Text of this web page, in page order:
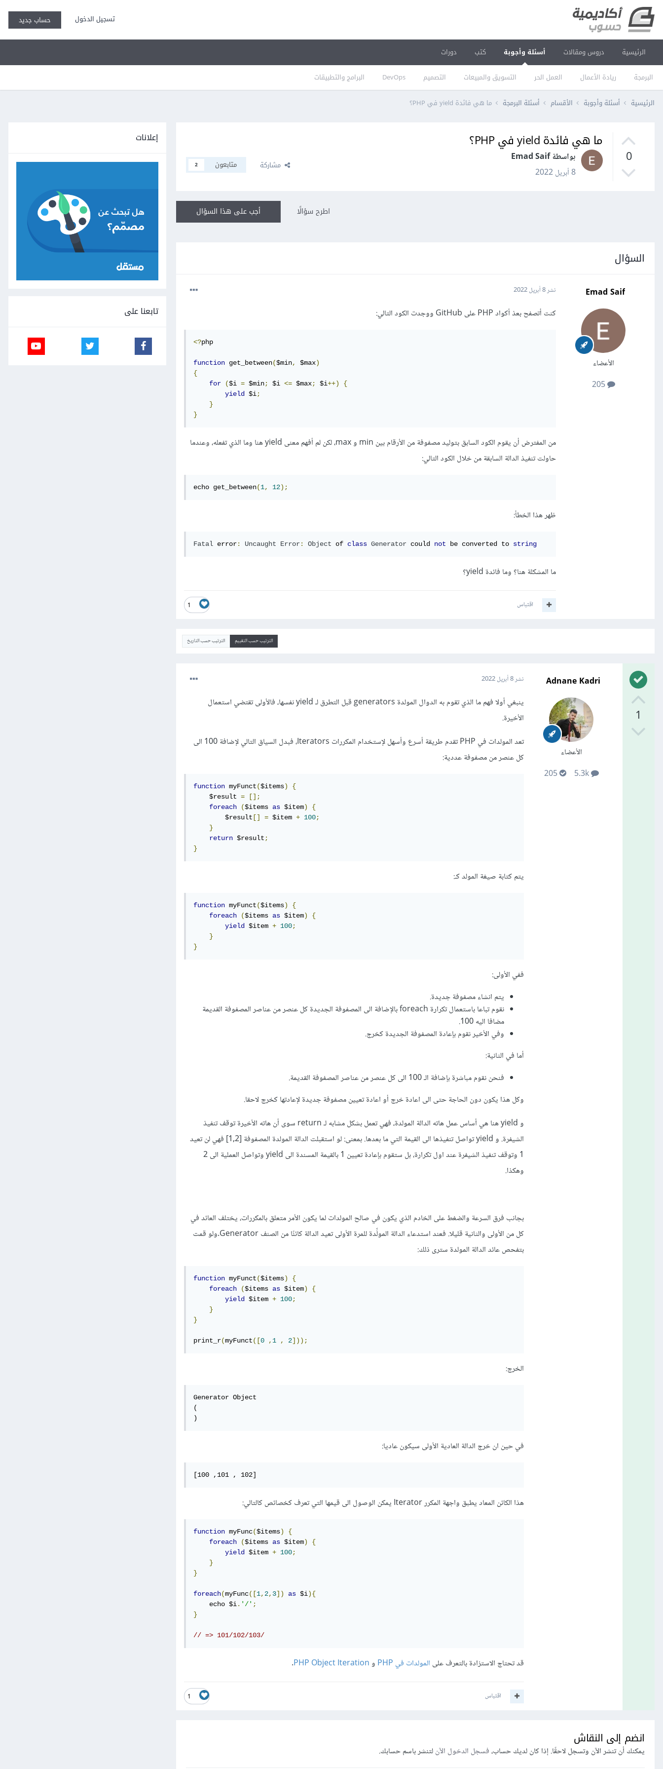
تسجيل الدخول حساب جديد
الرئيسية دروس ومقالات أسئلة وأجوبة
البرمجة ريادة الأعمال العمل الحر التسويق والمبيعات التصميم DevOps البرامج والتطبيقات
كتب دورات
الرئيسية أسئلة وأجوبة الأقسام أسئلة البرمجة ما هي فائدة yield في PHP؟
0
ما هي فائدة yield في PHP؟
بواسطة Emad Saif
8 أبريل 2022
مشاركة متابعون 2
أجب على هذا السؤال اطرح سؤالًا
السؤال
Emad Saif
الأعضاء
205
نشر8 أبريل 2022
كنت أتصفح بعذ أكواد PHP على GitHub ووجدت الكود التالي:
<?php
function get_between($min, $max)
{
for
($i = $min; $i <= $max; $i++)
{
yield
$i;
}
}
من المفترض أن يقوم الكود السابق بتوليد مصفوفة من الأرقام بين min و max، لكن لم أفهم معنى yield هنا وما الذي تفعله، وعندما
حاولت تنفيذ الدالة السابقة من خلال الكود التالي:
echo get_between(1, 12);
ظهر هذا الخطأ:
Fatal error: Uncaught Error: Object of class Generator could not be converted to string
ما المشكلة هنا؟ وما فائدة yield؟
1 اقتباس
الترتيب حسب التقييم الترتيب حسب التاريخ
1
Adnane Kadri
الأعضاء
5.3k
205
نشر8 أبريل 2022
ينبغي أولا فهم ما الذي تقوم به الدوال المولدة generators قبل التطرق لـ yield نفسها، فالأولى تقتضي استعمال
الأخيرة.
تعد المولدات في PHP تقدم طريقة أسرع وأسهل لإستخدام المكررات Iterators، فبدل السياق التالي لإضافة 100 الى
كل عنصر من مصفوفة عددية:
function myFunct($items)
{
    $result
=
[];
foreach
($items as $item)
{
        $result
[] = $item + 100;
}
return $result ;
}
يتم كتابة صيغة المولد كـ:
function myFunct($items)
{
foreach
($items as $item)
{
yield
$item + 100;
}
}
ففي الأولى:
يتم انشاء مصفوفة جديدة.
نقوم تباعا باستعمال تكرارة foreach بالإضافة الى المصفوفة الجديدة كل عنصر من عناصر المصفوفة القديمة
مضافا اليه 100.
وفي الأخير نقوم بإعادة المصفوفة الجديدة كخرج.
أما في الثانية:
فنحن نقوم مباشرة بإضافة الـ 100 الى كل عنصر من عناصر المصفوفة القديمة.
وكل هذا يكون دون الحاجة حتى الى اعادة خرج أو اعادة تعيين مصفوفة جديدة لإعادتها كخرج لاحقا.
و yield هنا هي أساس عمل هاته الدالة المولدة، فهي تعمل بشكل مشابه لـ return سوى أن هاته الأخيرة توقف تنفيذ
الشيفرة. و yield تواصل تنفيذها الى القيمة التي ما بعدها. بمعنى: لو استقبلت الدالة المولدة المصفوفة [1,2] فهي لن تعيد
1 وتوقف تنفيذ الشيفرة عند اول تكرارة، بل ستقوم بإعادة تعيين 1 بالقيمة المسندة الى yield وتواصل العملية الى 2
وهكذا.
بجانب فرق السرعة والضغط على الخادم الذي يكون في صالح المولدات لما يكون الأمر متعلق بالمكررات، يختلف العائد في
كل من الأولى والثانية قليلا. فعند استدعاء الدالة المولِّدة للمرة الأولى تعيد الدالة كائنًا من الصنف Generator.ولو قمت
بتفحص عائد الدالة المولدة سترى ذلك:
function myFunct($items)
{
foreach
($items as $item)
{
yield
$item + 100;
}
}
print_r(myFunct([0 , 1 , 2]));
الخرج:
Generator Object
(
)
في حين ان خرج الدالة العادية الأولى سيكون عاديا:
[100 ,101 , 102]
هذا الكائن المعاد يطبق واجهة المكرر Iterator يمكن الوصول الى قيمها التي تعرف كخصائص كالتالي:
function myFunc($items)
{
foreach
($items as $item)
{
yield
$item + 100;
}
}
foreach(myFunc([1, 2, 3]) as $i){
    echo $i
. '/' ;
}
// => 101/102/103/
قد تحتاج الاستزادة بالتعرف على المولدات في PHP وPHP Object Iteration
.
1 اقتباس
انضم إلى النقاش
يمكنك أن تنشر الآن وتسجل لاحقًا. إذا كان لديك حساب،فسجل الدخول الآنلتنشر باسم حسابك.
إعلانات
تابعنا على